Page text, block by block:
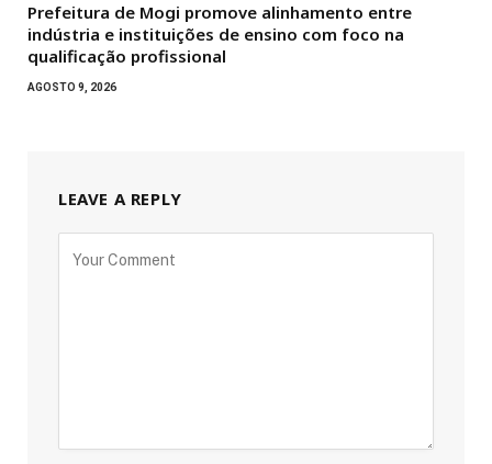
Prefeitura de Mogi promove alinhamento entre
indústria e instituições de ensino com foco na
qualificação profissional
AGOSTO 9, 2026
LEAVE A REPLY